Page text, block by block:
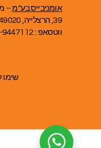
אומניבייס בע”מ–
39, הרצלייה, 4649020 .
ווטסאפ : 055-9447112
שימו